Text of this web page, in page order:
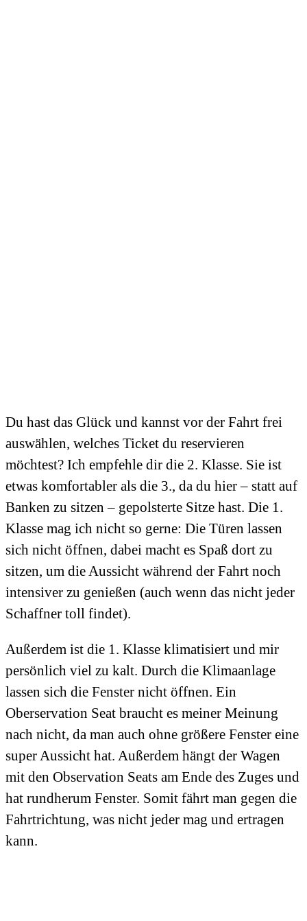
Du hast das Glück und kannst vor der Fahrt frei
auswählen, welches Ticket du reservieren
möchtest? Ich empfehle dir die 2. Klasse. Sie ist
etwas komfortabler als die 3., da du hier – statt auf
Banken zu sitzen – gepolsterte Sitze hast. Die 1.
Klasse mag ich nicht so gerne: Die Türen lassen
sich nicht öffnen, dabei macht es Spaß dort zu
sitzen, um die Aussicht während der Fahrt noch
intensiver zu genießen (auch wenn das nicht jeder
Schaffner toll findet).
Außerdem ist die 1. Klasse klimatisiert und mir
persönlich viel zu kalt. Durch die Klimaanlage
lassen sich die Fenster nicht öffnen. Ein
Oberservation Seat braucht es meiner Meinung
nach nicht, da man auch ohne größere Fenster eine
super Aussicht hat. Außerdem hängt der Wagen
mit den Observation Seats am Ende des Zuges und
hat rundherum Fenster. Somit fährt man gegen die
Fahrtrichtung, was nicht jeder mag und ertragen
kann.